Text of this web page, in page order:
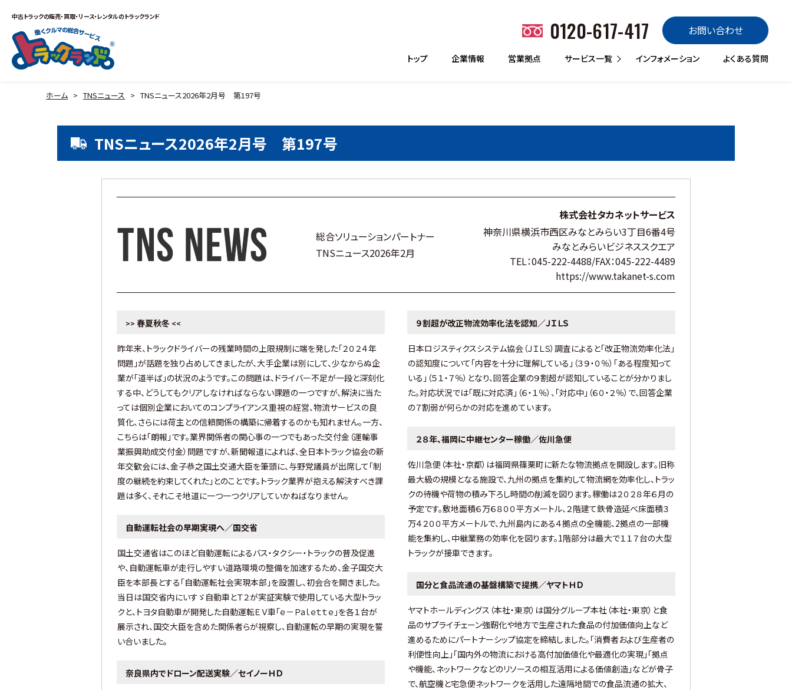
中古トラックの販売・買取・リース・レンタルのトラックランド
0120-617-417 お問い合わせ
トップ 企業情報 営業拠点 サービス一覧 インフォメーション よくある質問
ホーム > TNSニュース > TNSニュース2026年2月号 第197号
TNSニュース2026年2月号 第197号
総合ソリューションパートナー
TNSニュース2026年2月
株式会社タカネットサービス
神奈川県横浜市西区みなとみらい3丁目6番4号
みなとみらいビジネススクエア
TEL：045-222-4488/FAX：045-222-4489
https://www.takanet-s.com
>> 春夏秋冬<<
昨年来、トラックドライバーの残業時間の上限規制に端を発した「２０２４年
問題」が話題を独り占めしてきましたが、大手企業は別にして、少なからぬ企
業が「道半ば」の状況のようです。この問題は、ドライバー不足が一段と深刻化
する中、どうしてもクリアしなければならない課題の一つですが、解決に当た
っては個別企業においてのコンプライアンス重視の経営、物流サービスの良
質化、さらには荷主との信頼関係の構築に帰着するのかも知れません。一方、
こちらは「朗報」です。業界関係者の関心事の一つでもあった交付金（運輸事
業振興助成交付金）問題ですが、新聞報道によれば、全日本トラック協会の新
年交歓会には、金子恭之国土交通大臣を筆頭に、与野党議員が出席して「制
度の継続を約束してくれた」とのことです。トラック業界が抱える解決すべき課
題は多く、それこそ地道に一つ一つクリアしていかねばなりません。
自動運転社会の早期実現へ／国交省
国土交通省はこのほど自動運転によるバス・タクシー・トラックの普及促進
や、自動運転車が走行しやすい道路環境の整備を加速するため、金子国交大
臣を本部長とする「自動運転社会実現本部」を設置し、初会合を開きました。
当日は国交省内にいすゞ自動車とＴ２が実証実験で使用している大型トラッ
クと、トヨタ自動車が開発した自動運転ＥＶ車「ｅ－Ｐaｌｅｔｔｅ」を各１台が
展示され、国交大臣を含めた関係者らが視察し、自動運転の早期の実現を誓
い合いました。
奈良県内でドローン配送実験／セイノーＨＤ
９割超が改正物流効率化法を認知／ＪＩＬＳ
日本ロジスティクスシステム協会（ＪＩＬＳ）調査によると「改正物流効率化法」
の認知度について「内容を十分に理解している」（３９・０％）「ある程度知って
いる」（５１・７％）となり、回答企業の９割超が認知していることが分かりまし
た。対応状況では「既に対応済」（６・１％）、「対応中」（６０・２％）で、回答企業
の７割弱が何らかの対応を進めています。
２８年、福岡に中継センター稼働／佐川急便
佐川急便（本社・京都）は福岡県篠栗町に新たな物流拠点を開設します。旧称
最大級の規模となる施設で、九州の拠点を集約して物流網を効率化し、トラッ
クの待機や荷物の積み下ろし時間の削減を図ります。稼働は２０２８年６月の
予定です。敷地面積６万６８００平方メートル、２階建て鉄骨造延べ床面積３
万４２００平方メートルで、九州島内にある４拠点の全機能、2拠点の一部機
能を集約し、中継業務の効率化を図ります。1階部分は最大で１１７台の大型
トラックが接車できます。
国分と食品流通の基盤構築で提携／ヤマトＨＤ
ヤマトホールディングス（本社・東京）は国分グループ本社（本社・東京）と食
品のサプライチェーン強靭化や地方で生産された食品の付加価値向上など
進めるためにパートナーシップ協定を締結しました。「消費者および生産者の
利便性向上」「国内外の物流における高付加価値化や最適化の実現」「拠点
や機能、ネットワークなどのリソースの相互活用による価値創造」などが骨子
で、航空機と宅急便ネットワークを活用した遠隔地間での食品流通の拡大、